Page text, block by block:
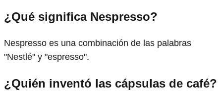
¿Qué significa Nespresso?
Nespresso es una combinación de las palabras
"Nestlé" y "espresso".
¿Quién inventó las cápsulas de café?